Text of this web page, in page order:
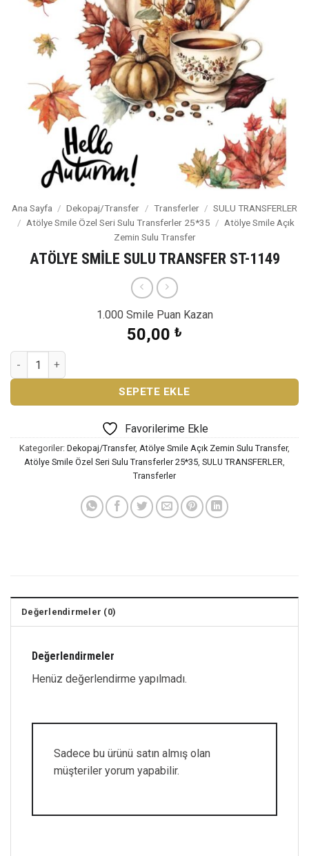
Ana Sayfa / Dekopaj/Transfer / Transferler / SULU TRANSFERLER
/ Atölye Smile Özel Seri Sulu Transferler 25*35 / Atölye Smile Açık
Zemin Sulu Transfer
ATÖLYE SMİLE SULU TRANSFER ST-1149
1.000 Smile Puan Kazan
50,00 ₺
ATÖLYE SMİLE SULU TRANSFER ST-1149 adet
SEPETE EKLE
Favorilerime Ekle
Kategoriler: Dekopaj/Transfer, Atölye Smile Açık Zemin Sulu Transfer,
Atölye Smile Özel Seri Sulu Transferler 25*35, SULU TRANSFERLER,
Transferler
Değerlendirmeler (0)
Değerlendirmeler
Henüz değerlendirme yapılmadı.
Sadece bu ürünü satın almış olan
müşteriler yorum yapabilir.